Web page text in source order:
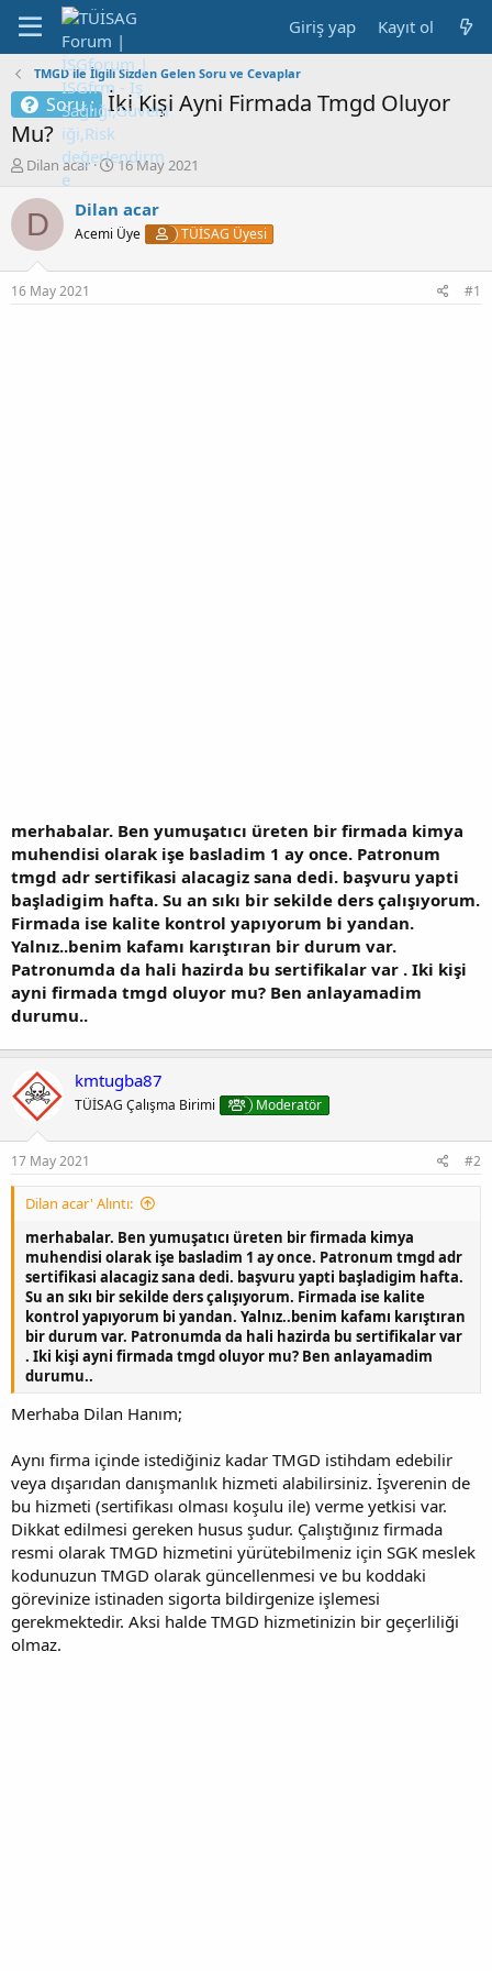
Giriş yap Kayıt ol
TMGD ile İlgili Sizden Gelen Soru ve Cevaplar
Soru : İki Kişi Ayni Firmada Tmgd Oluyor
Mu?
K
n
u
b
Dilan acar
B
ş
l
a
16 May 2021
D Dilan acar
Acemi Üye TÜİSAG Üyesi
16 May 2021 #1
merhabalar. Ben yumuşatıcı üreten bir firmada kimya
muhendisi olarak işe basladim 1 ay once. Patronum
tmgd adr sertifikasi alacagiz sana dedi. başvuru yapti
başladigim hafta. Su an sıkı bir sekilde ders çalışıyorum.
Firmada ise kalite kontrol yapıyorum bi yandan.
Yalnız..benim kafamı karıştıran bir durum var.
Patronumda da hali hazirda bu sertifikalar var . Iki kişi
ayni firmada tmgd oluyor mu? Ben anlayamadim
durumu..
kmtugba87
TÜİSAG Çalışma Birimi Moderatör
17 May 2021 #2
Dilan acar' Alıntı:
merhabalar. Ben yumuşatıcı üreten bir firmada kimya
muhendisi olarak işe basladim 1 ay once. Patronum tmgd adr
sertifikasi alacagiz sana dedi. başvuru yapti başladigim hafta.
Su an sıkı bir sekilde ders çalışıyorum. Firmada ise kalite
kontrol yapıyorum bi yandan. Yalnız..benim kafamı karıştıran
bir durum var. Patronumda da hali hazirda bu sertifikalar var
. Iki kişi ayni firmada tmgd oluyor mu? Ben anlayamadim
durumu..
Merhaba Dilan Hanım;
Aynı firma içinde istediğiniz kadar TMGD istihdam edebilir
veya dışarıdan danışmanlık hizmeti alabilirsiniz. İşverenin de
bu hizmeti (sertifikası olması koşulu ile) verme yetkisi var.
Dikkat edilmesi gereken husus şudur. Çalıştığınız firmada
resmi olarak TMGD hizmetini yürütebilmeniz için SGK meslek
kodunuzun TMGD olarak güncellenmesi ve bu koddaki
görevinize istinaden sigorta bildirgenize işlemesi
gerekmektedir. Aksi halde TMGD hizmetinizin bir geçerliliği
olmaz.